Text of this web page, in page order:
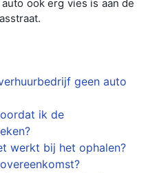
ook erg vies is aan de
geen auto
ik de
werkt bij het ophalen?